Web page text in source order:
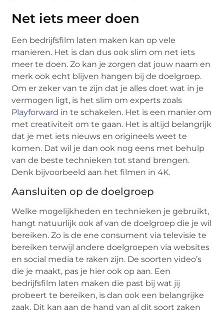
Net iets meer doen
Een bedrijfsfilm laten maken kan op vele
manieren. Het is dan dus ook slim om net iets
meer te doen. Zo kan je zorgen dat jouw naam en
merk ook echt blijven hangen bij de doelgroep.
Om er zeker van te zijn dat je alles doet wat in je
vermogen ligt, is het slim om experts zoals
Playforward in te schakelen. Het is een manier om
met creativiteit om te gaan. Het is altijd belangrijk
dat je met iets nieuws en origineels weet te
komen. Dat wil je dan ook nog eens met behulp
van de beste technieken tot stand brengen.
Denk bijvoorbeeld aan het filmen in 4K.
Aansluiten op de doelgroep
Welke mogelijkheden en technieken je gebruikt,
hangt natuurlijk ook af van de doelgroep die je wil
bereiken. Zo is de ene consument via televisie te
bereiken terwijl andere doelgroepen via websites
en social media te raken zijn. De soorten video’s
die je maakt, pas je hier ook op aan. Een
bedrijfsfilm laten maken die past bij wat jij
probeert te bereiken, is dan ook een belangrijke
zaak. Dit kan aan de hand van al dit soort zaken